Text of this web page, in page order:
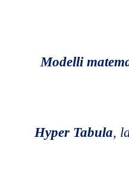
Modelli
Hyper Tabula,